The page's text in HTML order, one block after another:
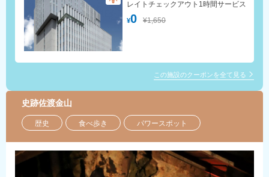
¥0 ¥1,650
レイトチェックアウト1時間サービス
この施設のクーポンを全て見る
史跡佐渡金山
歴史 食べ歩き パワースポット